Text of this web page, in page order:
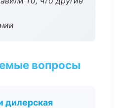
вопросы
дилерская